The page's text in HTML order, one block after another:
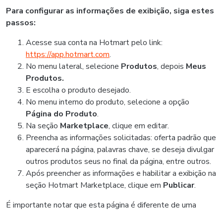
Para configurar as informações de exibição, siga estes
passos:
Acesse sua conta na Hotmart pelo link:
https://app.hotmart.com.
No menu lateral, selecione Produtos, depois Meus
Produtos.
E escolha o produto desejado.
No menu interno do produto, selecione a opção
Página do Produto.
Na seção Marketplace, clique em editar.
Preencha as informações solicitadas: oferta padrão que
aparecerá na página, palavras chave, se deseja divulgar
outros produtos seus no final da página, entre outros.
Após preencher as informações e habilitar a exibição na
seção Hotmart Marketplace, clique em Publicar.
É importante notar que esta página é diferente de uma